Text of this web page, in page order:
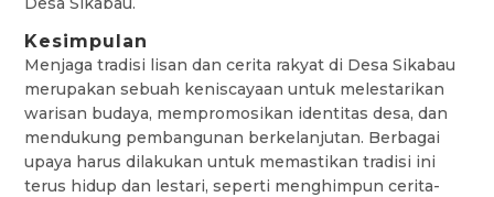
Kesimpulan
Menjaga tradisi lisan dan cerita rakyat di Desa Sikabau
merupakan sebuah keniscayaan untuk melestarikan
warisan budaya, mempromosikan identitas desa, dan
mendukung pembangunan berkelanjutan. Berbagai
upaya harus dilakukan untuk memastikan tradisi ini
terus hidup dan lestari, seperti menghimpun cerita-